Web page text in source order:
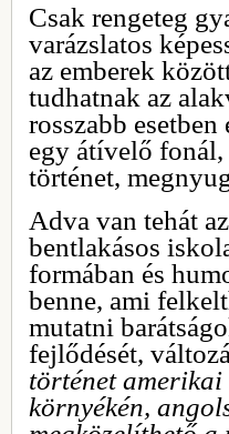
Csak rengeteg
varázslatos
az emberek
tudhatnak az
rosszabb
egy átívelő
történet,
Adva van tehát
bentlakásos
formában és
benne, ami
mutatni
fejlődését,
történet amerikai
környékén,